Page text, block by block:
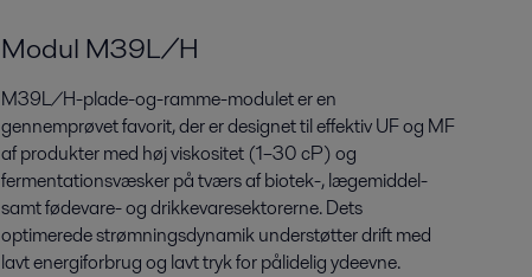
Modul M39L/H
M39L/H-plade-og-ramme-modulet er en
gennemprøvet favorit, der er designet til effektiv UF og MF
af produkter med høj viskositet (1–30 cP) og
fermentationsvæsker på tværs af biotek-, lægemiddel-
samt fødevare- og drikkevaresektorerne. Dets
optimerede strømningsdynamik understøtter drift med
lavt energiforbrug og lavt tryk for pålidelig ydeevne.